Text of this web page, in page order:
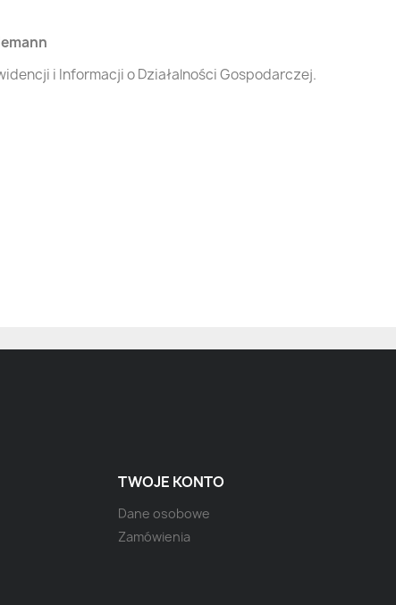
i Informacji o Działalności Gospodarczej.
TWOJE KONTO
Dane osobowe
Zamówienia